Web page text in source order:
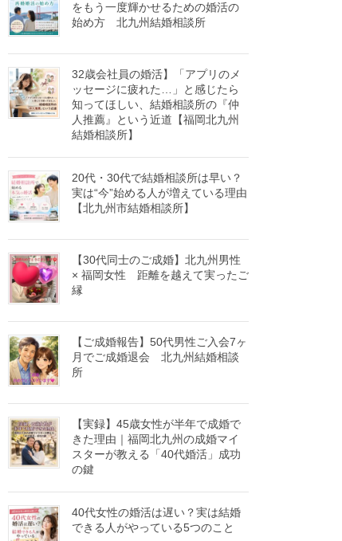
をもう一度輝かせるための婚活の
始め方 北九州結婚相談所
32歳会社員の婚活】「アプリのメ
ッセージに疲れた…」と感じたら
知ってほしい、結婚相談所の『仲
人推薦』という近道【福岡北九州
結婚相談所】
20代・30代で結婚相談所は早い？
実は“今”始める人が増えている理由
【北九州市結婚相談所】
【30代同士のご成婚】北九州男性
× 福岡女性 距離を越えて実ったご
縁
【ご成婚報告】50代男性ご入会7ヶ
月でご成婚退会 北九州結婚相談
所
【実録】45歳女性が半年で成婚で
きた理由｜福岡北九州の成婚マイ
スターが教える「40代婚活」成功
の鍵
40代女性の婚活は遅い？実は結婚
できる人がやっている5つのこと